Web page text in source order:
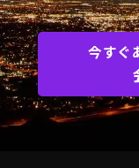
今すぐ